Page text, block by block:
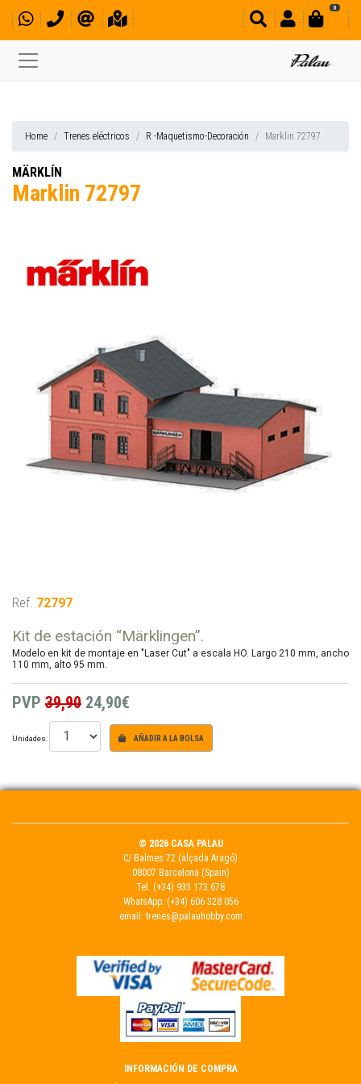
0
Home Trenes eléctricos R -Maquetismo-Decoración Marklin 72797
MÄRKLÍN
Marklin 72797
Ref. 72797
Kit de estación “Märklingen”.
Modelo en kit de montaje en "Laser Cut" a escala HO. Largo 210 mm, ancho
110 mm, alto 95 mm.
PVP 39,90 24,90€
Unidades: AÑADIR A LA BOLSA
© 2026 CASA PALAU
C/ Balmes 72 (alçada Aragó)
08007 Barcelona (Spain)
Tel. (+34) 933 173 678
WhatsApp: (+34) 606 328 056
email: trenes@palauhobby.com
INFORMACIÓN DE COMPRA